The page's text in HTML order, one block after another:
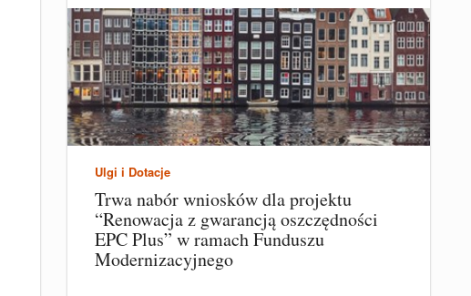
Ulgi i Dotacje
Trwa nabór wniosków dla projektu
“Renowacja z gwarancją oszczędności
EPC Plus” w ramach Funduszu
Modernizacyjnego